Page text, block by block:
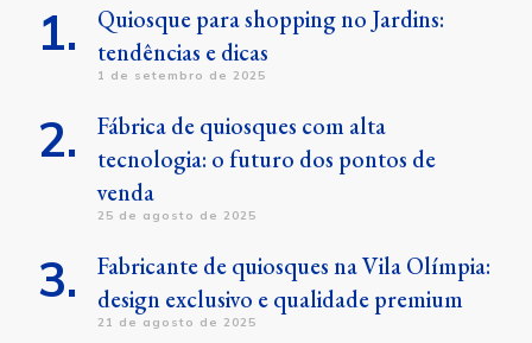
Quiosque para shopping no Jardins:
tendências e dicas
1 de setembro de 2025
Fábrica de quiosques com alta
tecnologia: o futuro dos pontos de
venda
25 de agosto de 2025
Fabricante de quiosques na Vila Olímpia:
design exclusivo e qualidade premium
21 de agosto de 2025